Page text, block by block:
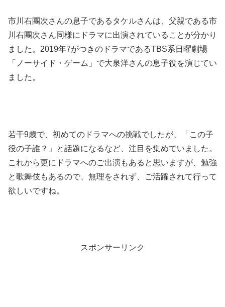
市川右團次さんの息子であるタケルさんは、父親である市
川右團次さん同様にドラマに出演されていることが分かり
ました。2019年7がつきのドラマであるTBS系日曜劇場
「ノーサイド・ゲーム」で大泉洋さんの息子役を演じてい
ました。
若干9歳で、初めてのドラマへの挑戦でしたが、「この子
役の子誰？」と話題になるなど、注目を集めていました。
これから更にドラマへのご出演もあると思いますが、勉強
と歌舞伎もあるので、無理をされず、ご活躍されて行って
欲しいですね。
スポンサーリンク